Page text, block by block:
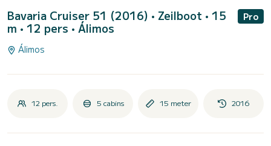
Bavaria Cruiser 51 (2016) • Zeilboot • 15
m • 12 pers • Álimos
Pro
Álimos
12 pers. 5 cabins 15 meter 2016